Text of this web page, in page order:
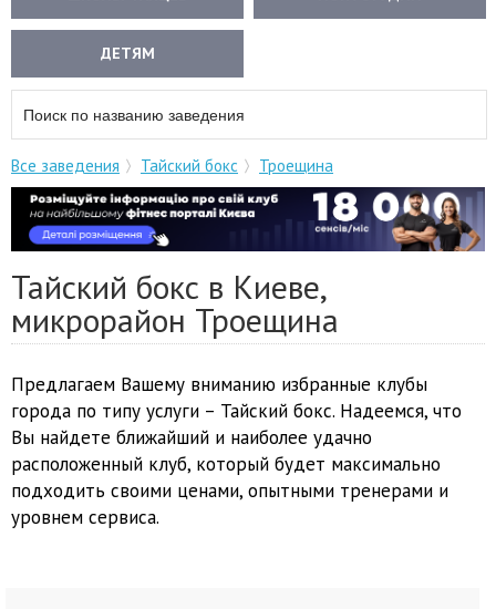
ДЕТЯМ
Все заведения Тайский бокс Троещина
Тайский бокс в Киеве,
микрорайон Троещина
Предлагаем Вашему вниманию избранные клубы
города по типу услуги – Тайский бокс. Надеемся, что
Вы найдете ближайший и наиболее удачно
расположенный клуб, который будет максимально
подходить своими ценами, опытными тренерами и
уровнем сервиса.